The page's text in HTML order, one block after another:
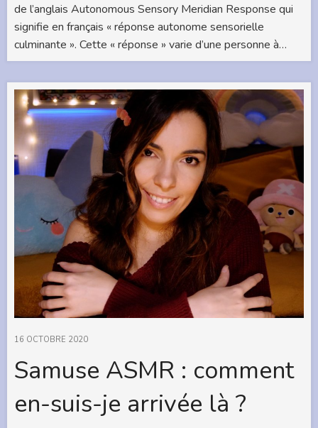
de l’anglais Autonomous Sensory Meridian Response qui
signifie en français « réponse autonome sensorielle
culminante ». Cette « réponse » varie d’une personne à…
16 OCTOBRE 2020
Samuse ASMR : comment
en-suis-je arrivée là ?